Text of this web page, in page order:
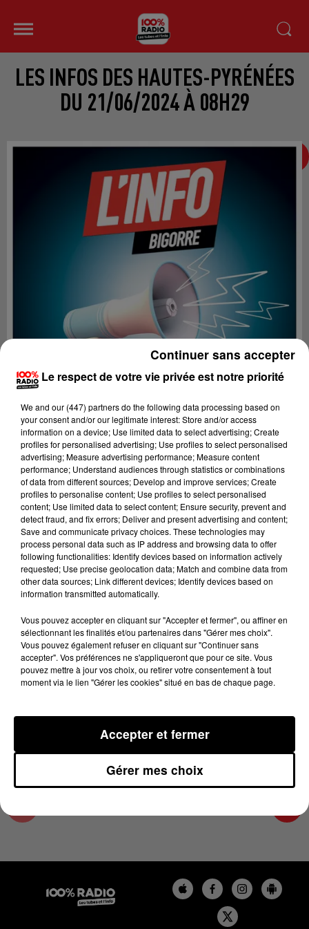
LES INFOS DES HAUTES-PYRÉNÉES
DU 21/06/2024 À 08H29
Lecture (4 min 14 sec)
100%
100% Radio les infos des Hautes-Pyrénées
21 juin 2024 - 4 min 14 sec
LES INFOS DES HAUTES-PYRÉNÉES DU
21/06/2024 À 08H29
Podcasts infos des Hautes-Pyrénées
Le respect de votre vie privée est notre priorité
We and our (447) partnersdo the following data processing based on
your consent and/or our legitimate interest: Store and/or access
information on a device; Use limited data to select advertising; Create
profiles for personalised advertising; Use profiles to select personalised
advertising; Measure advertising performance; Measure content
performance; Understand audiences through statistics or combinations
of data from different sources; Develop and improve services; Create
profiles to personalise content; Use profiles to select personalised
content; Use limited data to select content; Ensure security, prevent and
detect fraud, and fix errors; Deliver and present advertising and content;
Save and communicate privacy choices. These technologies may
process personal data such as IP address and browsing data to offer
following functionalities: Identify devices based on information actively
requested; Use precise geolocation data; Match and combine data from
other data sources; Link different devices; Identify devices based on
information transmitted automatically.
Vous pouvez accepter en cliquant sur "Accepter et fermer", ou affiner en
sélectionnant les finalités et/ou partenaires dans "Gérer mes choix".
Vous pouvez également refuser en cliquant sur "Continuer sans
accepter". Vos préférences ne s'appliqueront que pour ce site. Vous
pouvez mettre à jour vos choix, ou retirer votre consentement à tout
moment via le lien "Gérer les cookies" situé en bas de chaque page.
Gérer mes choix
Accepter et fermer
Continuer sans accepter